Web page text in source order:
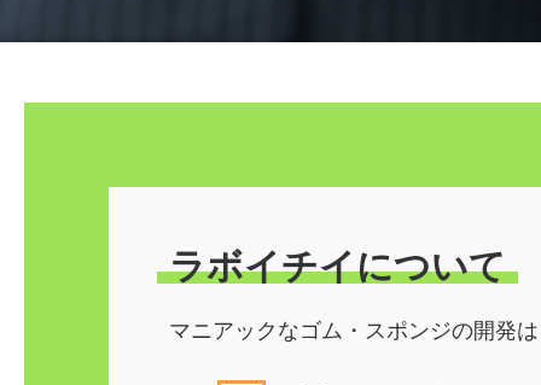
ラボイチイについて
マニアックなゴム・スポンジの開発